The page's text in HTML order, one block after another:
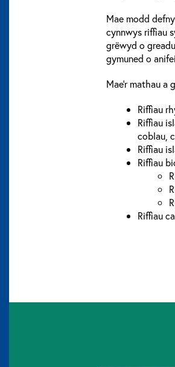
Mae modd
cynnwys riffiau
grëwyd o
gymuned o
Mae’r mathau a
Riffiau
Riffiau
coblau,
Riffiau
Riffiau
Riffiau